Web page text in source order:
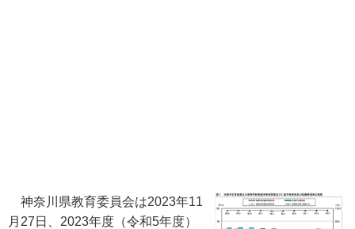
神奈川県教育委員会は2023年11
月27日、2023年度（令和5年度）